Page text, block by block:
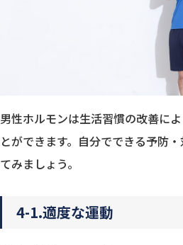
男性ホルモンは生活習慣の改善に
とができます。自分でできる予防
てみましょう。
4-1.適度な運動